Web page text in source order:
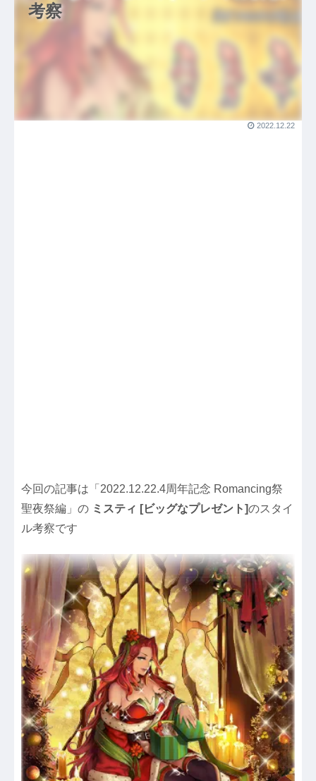
考察
2022.12.22
今回の記事は「2022.12.22.4周年記念 Romancing祭
聖夜祭編」の ミスティ [ビッグなプレゼント]のスタイ
ル考察です